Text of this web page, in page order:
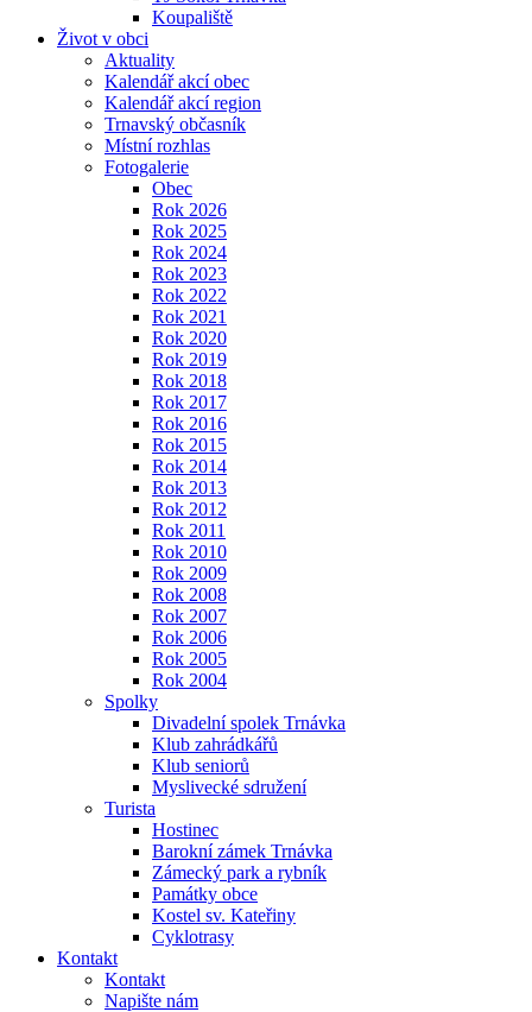
Koupaliště
Život v obci
Aktuality
Kalendář akcí obec
Kalendář akcí region
Trnavský občasník
Místní rozhlas
Fotogalerie
Obec
Rok 2026
Rok 2025
Rok 2024
Rok 2023
Rok 2022
Rok 2021
Rok 2020
Rok 2019
Rok 2018
Rok 2017
Rok 2016
Rok 2015
Rok 2014
Rok 2013
Rok 2012
Rok 2011
Rok 2010
Rok 2009
Rok 2008
Rok 2007
Rok 2006
Rok 2005
Rok 2004
Spolky
Divadelní spolek Trnávka
Klub zahrádkářů
Klub seniorů
Myslivecké sdružení
Turista
Hostinec
Barokní zámek Trnávka
Zámecký park a rybník
Památky obce
Kostel sv. Kateřiny
Cyklotrasy
Kontakt
Kontakt
Napište nám